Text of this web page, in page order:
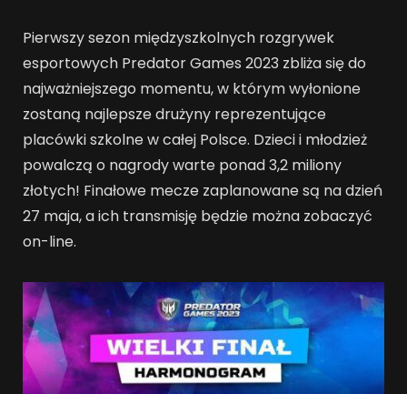
Pierwszy sezon międzyszkolnych rozgrywek
esportowych Predator Games 2023 zbliża się do
najważniejszego momentu, w którym wyłonione
zostaną najlepsze drużyny reprezentujące
placówki szkolne w całej Polsce. Dzieci i młodzież
powalczą o nagrody warte ponad 3,2 miliony
złotych! Finałowe mecze zaplanowane są na dzień
27 maja, a ich transmisję będzie można zobaczyć
on-line.